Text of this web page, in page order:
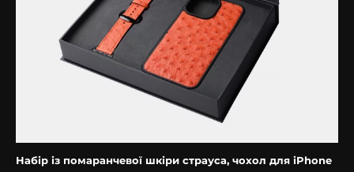
Набір із помаранчевої шкіри страуса, чохол для iPhone